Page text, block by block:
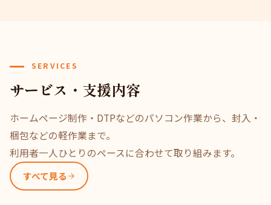
SERVICES
サービス・支援内容
ホームページ制作・DTPなどのパソコン作業から、封入・
梱包などの軽作業まで。
利用者一人ひとりのペースに合わせて取り組みます。
すべて見る